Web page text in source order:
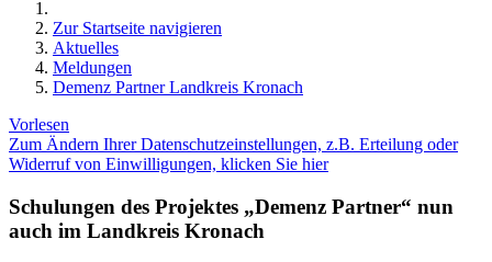
Zur Startseite navigieren
Aktuelles
Meldungen
Demenz Partner Landkreis Kronach
Vorlesen
Zum Ändern Ihrer Datenschutzeinstellungen, z.B. Erteilung oder
Widerruf von Einwilligungen, klicken Sie hier
Schulungen des Projektes „Demenz Partner“ nun
auch im Landkreis Kronach